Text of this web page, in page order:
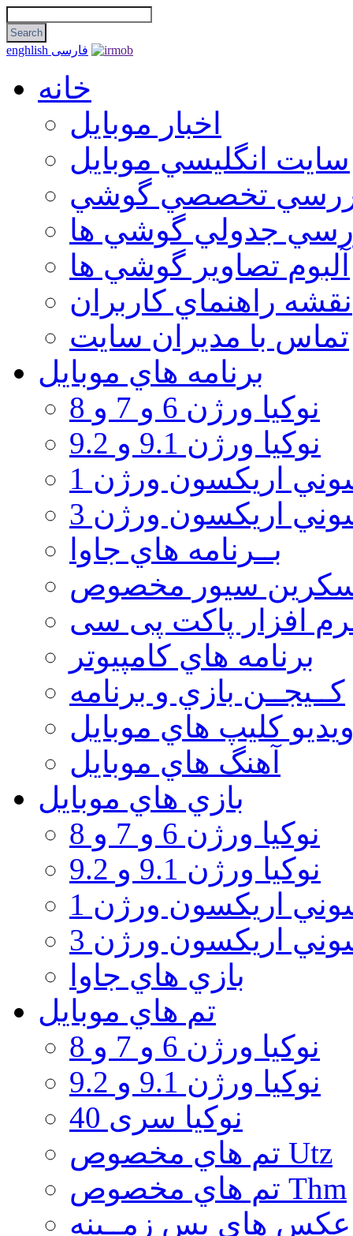
enghlish فارسی
خانه
اخبار موبایل
سايت انگليسي موبايل
تخصصي گوشي
جدولي گوشي ها
آلبوم تصاوير گوشي ها
نقشه راهنماي كاربران
تماس با مديران سايت
برنامه هاي موبايل
نوکیا ورژن 6 و 7 و 8
نوکیا ورژن 9.1 و 9.2
اريكسون ورژن 1
اريكسون ورژن 3
بــرنامه هاي جاوا
سيور مخصوص
افزار پاکت پی سی
برنامه هاي كامپيوتر
كــيجــن بازي و برنامه
كليپ هاي موبايل
آهنگ هاي موبايل
بازي هاي موبايل
نوكيا ورژن 6 و 7 و 8
نوكيا ورژن 9.1 و 9.2
اريكسون ورژن 1
اريكسون ورژن 3
بازي هاي جاوا
تم هاي موبايل
نوكيا ورژن 6 و 7 و 8
نوكيا ورژن 9.1 و 9.2
نوکیا سری 40
تم هاي مخصوص Utz
تم هاي مخصوص Thm
عكس هاي پس زمــينه